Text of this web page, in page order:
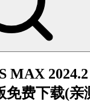
MAX
免费下载(亲